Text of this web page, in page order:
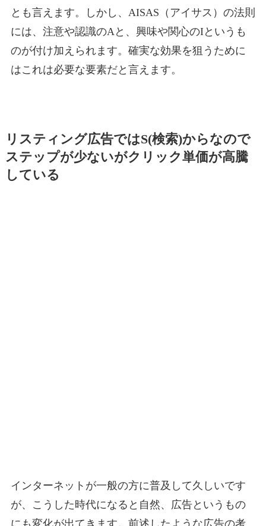
とも言えます。しかし、AISAS（アイサス）の法則
には、注意や認識のAと、興味や関心のIというも
のが付け加えられます。確実な効果を狙うために
はこれは必要な要素だと言えます。
リスティング広告ではS(検索)からなので
ステップが少ないがクリック単価が高騰
している
インターネットが一般の方に普及して久しいです
が、こうした時代になると自然、広告というもの